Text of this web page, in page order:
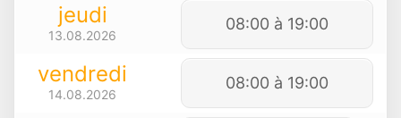
jeudi
13.08.2026
08:00 à 19:00
vendredi
14.08.2026
08:00 à 19:00